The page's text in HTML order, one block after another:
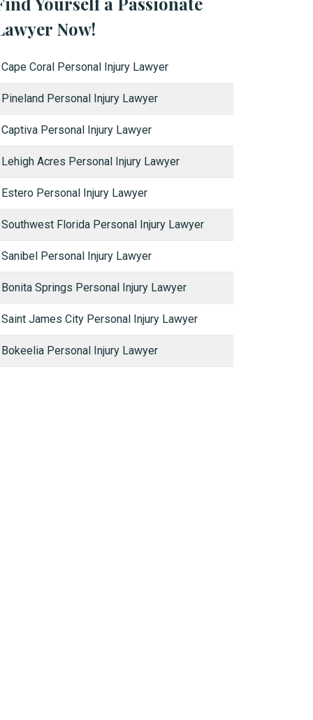
Now!
Cape Coral Personal Injury Lawyer
Pineland Personal Injury Lawyer
Captiva Personal Injury Lawyer
Lehigh Acres Personal Injury Lawyer
Estero Personal Injury Lawyer
Southwest Florida Personal Injury Lawyer
Sanibel Personal Injury Lawyer
Bonita Springs Personal Injury Lawyer
Saint James City Personal Injury Lawyer
Bokeelia Personal Injury Lawyer